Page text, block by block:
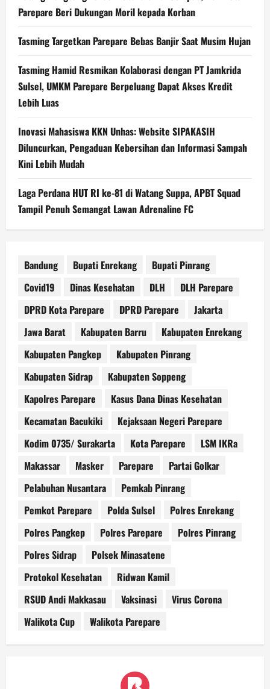
Parepare Beri Dukungan Moril kepada Korban
Tasming Targetkan Parepare Bebas Banjir Saat Musim Hujan
Tasming Hamid Resmikan Kolaborasi dengan PT Jamkrida
Sulsel, UMKM Parepare Berpeluang Dapat Akses Kredit
Lebih Luas
Inovasi Mahasiswa KKN Unhas: Website SIPAKASIH
Diluncurkan, Pengaduan Kebersihan dan Informasi Sampah
Kini Lebih Mudah
Laga Perdana HUT RI ke-81 di Watang Suppa, APBT Squad
Tampil Penuh Semangat Lawan Adrenaline FC
Bandung Bupati Enrekang
Bupati Pinrang
Covid19
Dinas Kesehatan DLH
DLH Parepare
DPRD Kota Parepare
DPRD Parepare
Jakarta
Jawa Barat
Kabupaten Barru
Kabupaten Enrekang
Kabupaten Pangkep
Kabupaten Pinrang
Kabupaten Sidrap
Kabupaten Soppeng
Kapolres Parepare
Kasus Dana Dinas Kesehatan
Kecamatan Bacukiki
Kejaksaan Negeri Parepare
Kodim 0735/ Surakarta
Kota Parepare
LSM IKRa
Makassar
Masker Parepare
Partai Golkar
Pelabuhan Nusantara
Pemkab Pinrang
Pemkot Parepare
Polda Sulsel
Polres Enrekang
Polres Pangkep
Polres Parepare
Polres Pinrang
Polres Sidrap
Polsek Minasatene
Protokol Kesehatan
Ridwan Kamil
RSUD Andi Makkasau
Vaksinasi
Virus Corona
Walikota Cup
Walikota Parepare